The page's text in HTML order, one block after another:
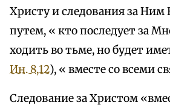
Христу и следования за Ним
путем, « кто последует за
ходить во тьме, но будет
Ин. 8,12), « вместе со всеми
Следование за Христом